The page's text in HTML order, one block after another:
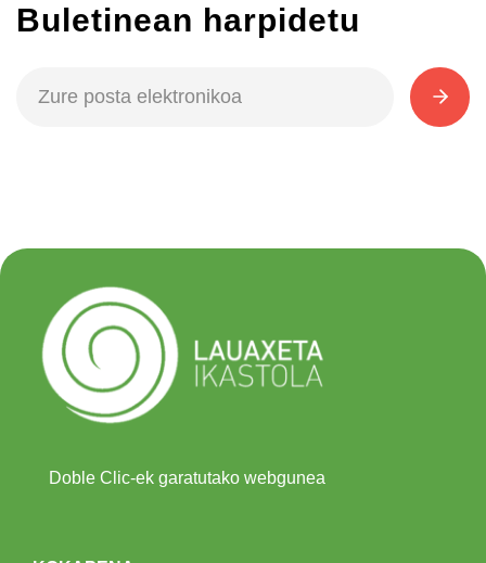
Buletinean harpidetu
Doble Clic-ek garatutako webgunea